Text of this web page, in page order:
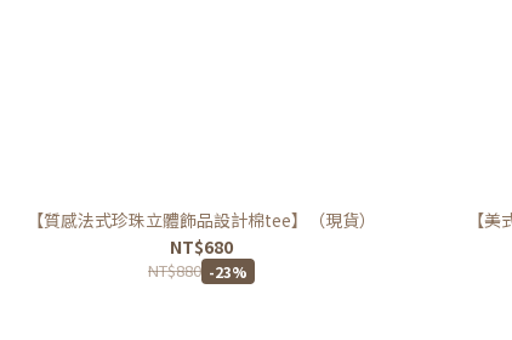
【質感法式珍珠立體飾品設計棉tee】（現貨）
NT$680
NT$880 -23%
【